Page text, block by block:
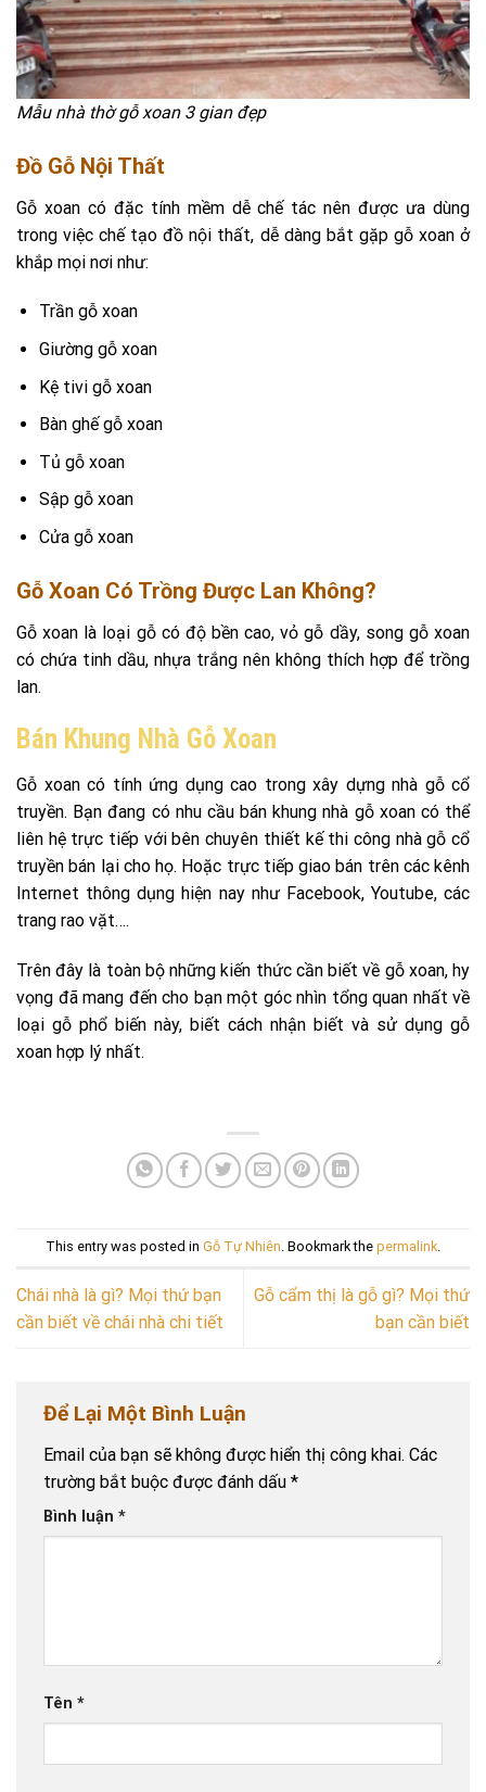
Mẫu nhà thờ gỗ xoan 3 gian đẹp
Đồ Gỗ Nội Thất
Gỗ xoan có đặc tính mềm dễ chế tác nên được ưa dùng
trong việc chế tạo đồ nội thất, dễ dàng bắt gặp gỗ xoan ở
khắp mọi nơi như:
Trần gỗ xoan
Giường gỗ xoan
Kệ tivi gỗ xoan
Bàn ghế gỗ xoan
Tủ gỗ xoan
Sập gỗ xoan
Cửa gỗ xoan
Gỗ Xoan Có Trồng Được Lan Không?
Gỗ xoan là loại gỗ có độ bền cao, vỏ gỗ dầy, song gỗ xoan
có chứa tinh dầu, nhựa trắng nên không thích hợp để trồng
lan.
Bán Khung Nhà Gỗ Xoan
Gỗ xoan có tính ứng dụng cao trong xây dựng nhà gỗ cổ
truyền. Bạn đang có nhu cầu bán khung nhà gỗ xoan có thể
liên hệ trực tiếp với bên chuyên thiết kế thi công nhà gỗ cổ
truyền bán lại cho họ. Hoặc trực tiếp giao bán trên các kênh
Internet thông dụng hiện nay như Facebook, Youtube, các
trang rao vặt….
Trên đây là toàn bộ những kiến thức cần biết về gỗ xoan, hy
vọng đã mang đến cho bạn một góc nhìn tổng quan nhất về
loại gỗ phổ biến này, biết cách nhận biết và sử dụng gỗ
xoan hợp lý nhất.
This entry was posted in Gỗ Tự Nhiên. Bookmark the permalink.
Chái nhà là gì? Mọi thứ bạn
cần biết về chái nhà chi tiết
Gỗ cẩm thị là gỗ gì? Mọi thứ
bạn cần biết
Để Lại Một Bình Luận
Email của bạn sẽ không được hiển thị công khai. Các
trường bắt buộc được đánh dấu *
Bình luận *
Tên *